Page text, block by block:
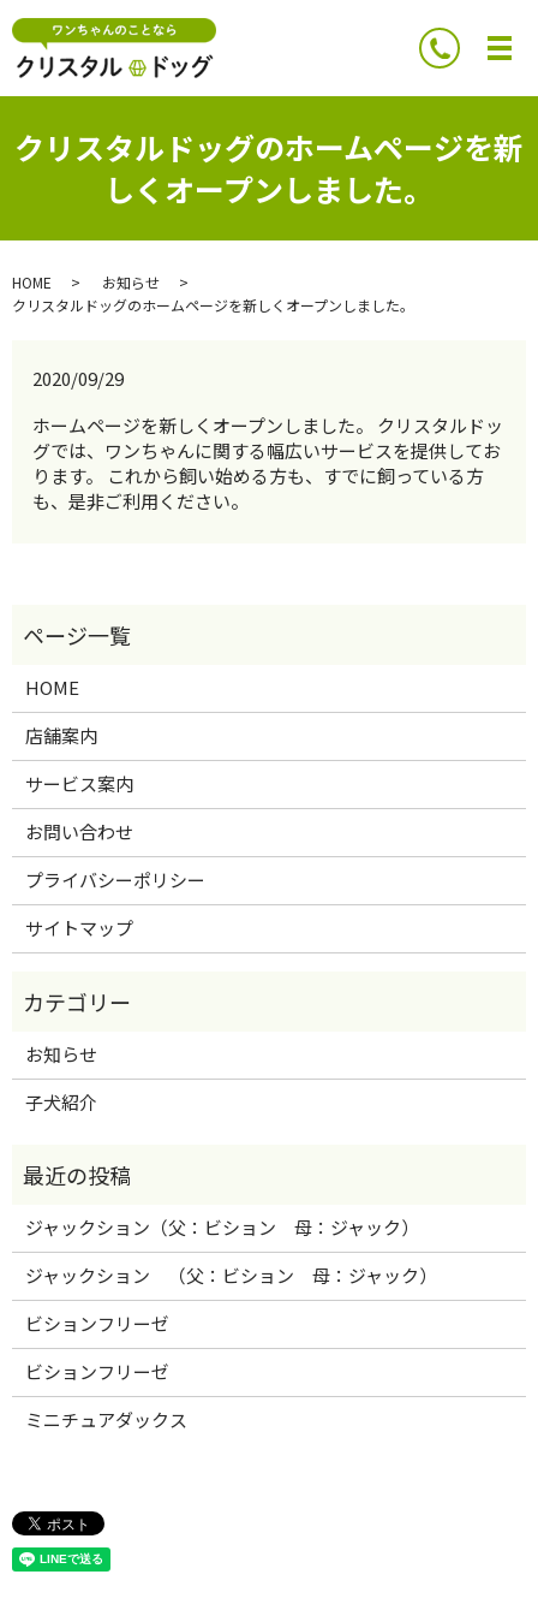
メ
クリスタルドッグのホームページを新
しくオープンしました。
HOME
お知らせ
クリスタルドッグのホームページを新しくオープンしました。
2020/09/29
ホームページを新しくオープンしました。 クリスタルドッ
グでは、ワンちゃんに関する幅広いサービスを提供してお
ります。 これから飼い始める方も、すでに飼っている方
も、是非ご利用ください。
HOME
店舗案内
サービス案内
お問い合わせ
プライバシーポリシー
サイトマップ
お知らせ
子犬紹介
ジャックション（父：ビション 母：ジャック）
ジャックション （父：ビション 母：ジャック）
ビションフリーゼ
ビションフリーゼ
ミニチュアダックス